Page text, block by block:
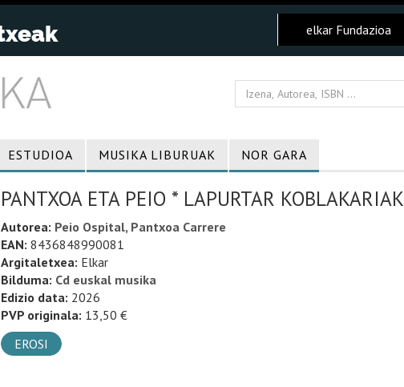
elkar Fundazioa
ESTUDIOA MUSIKA LIBURUAK NOR GARA
PANTXOA ETA PEIO * LAPURTAR KOBLAKARIAK
Autorea: Peio Ospital, Pantxoa Carrere
EAN: 8436848990081
Argitaletxea: Elkar
Bilduma: Cd euskal musika
Edizio data: 2026
PVP originala: 13,50 €
EROSI